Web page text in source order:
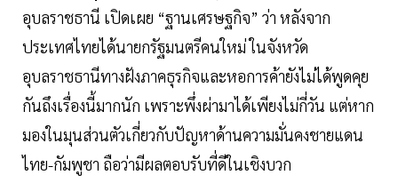
อุบลราชธานี เปิดเผย “ฐานเศรษฐกิจ” ว่า หลังจาก
ประเทศไทยได้นายกรัฐมนตรีคนใหม่ ในจังหวัด
อุบลราชธานีทางฝังภาคธุรกิจและหอการค้ายังไม่ได้พูดคุย
กันถึงเรื่องนี้มากนัก เพราะพึ่งผ่ามาได้เพียงไม่กี่วัน แต่หาก
มองในมุนส่วนตัวเกี่ยวกับปัญหาด้านความมั่นคงชายแดน
ไทย-กัมพูชา ถือว่ามีผลตอบรับที่ดีในเชิงบวก